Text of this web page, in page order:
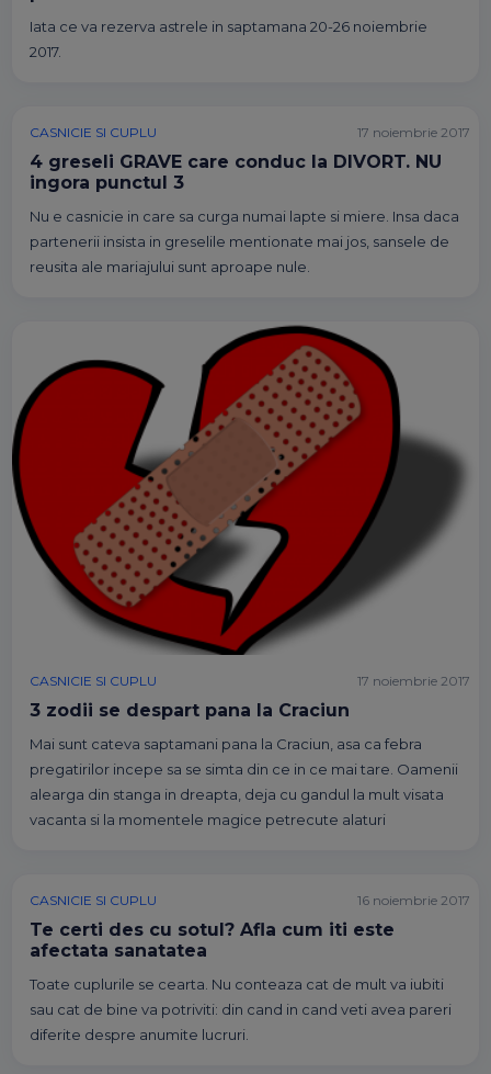
Iata ce va rezerva astrele in saptamana 20-26 noiembrie
2017.
CASNICIE SI CUPLU
4 greseli GRAVE care conduc la DIVORT. NU
ingora punctul 3
Nu e casnicie in care sa curga numai lapte si miere. Insa daca
partenerii insista in greselile mentionate mai jos, sansele de
reusita ale mariajului sunt aproape nule.
17 noiembrie 2017
CASNICIE SI CUPLU
3 zodii se despart pana la Craciun
Mai sunt cateva saptamani pana la Craciun, asa ca febra
pregatirilor incepe sa se simta din ce in ce mai tare. Oamenii
alearga din stanga in dreapta, deja cu gandul la mult visata
vacanta si la momentele magice petrecute alaturi
17 noiembrie 2017
CASNICIE SI CUPLU
Te certi des cu sotul? Afla cum iti este
afectata sanatatea
Toate cuplurile se cearta. Nu conteaza cat de mult va iubiti
sau cat de bine va potriviti: din cand in cand veti avea pareri
diferite despre anumite lucruri.
16 noiembrie 2017